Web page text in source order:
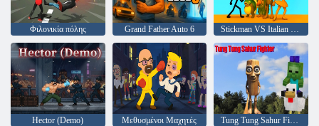
Φιλονικία πόλης Grand Father Auto 6 Stickman VS Italian Brainrot Fighters
Hector (Demo) Μεθυσμένοι Μαχητές